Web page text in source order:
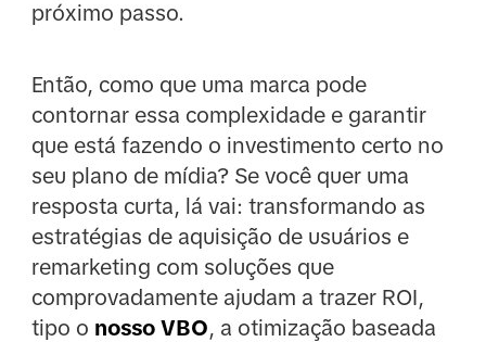
próximo passo.
Então, como que uma marca pode
contornar essa complexidade e garantir
que está fazendo o investimento certo no
seu plano de mídia? Se você quer uma
resposta curta, lá vai: transformando as
estratégias de aquisição de usuários e
remarketing com soluções que
comprovadamente ajudam a trazer ROI,
tipo o nosso VBO, a otimização baseada